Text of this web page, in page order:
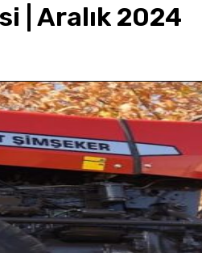
| Aralık 2024